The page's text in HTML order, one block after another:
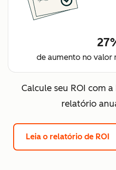
de aumento no valor
Calcule seu ROI com
relatório
Leia o relatório de ROI